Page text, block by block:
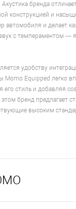
бренда
конструкцией и
автомобиля и делает
с темпераментом —
удобству
Momo Equipped легко
его стиль и добавляя
бренд предлагает
высоким